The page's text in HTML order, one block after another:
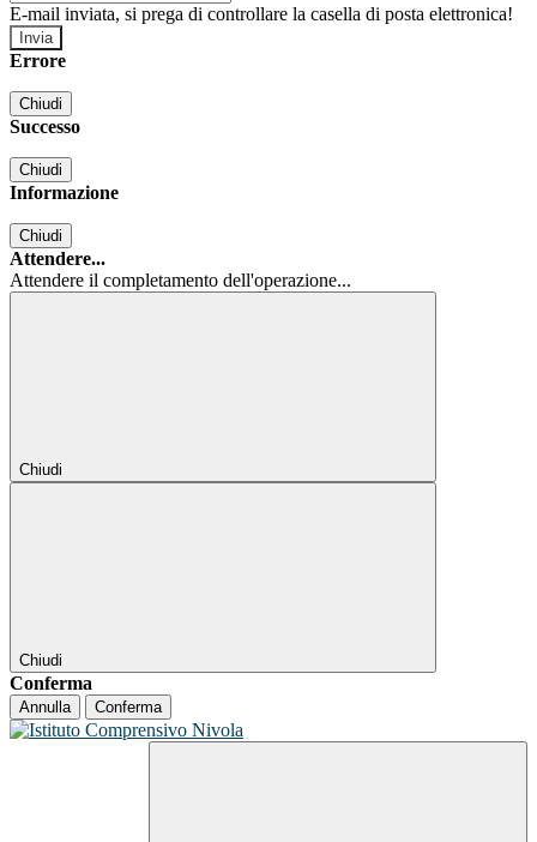
E-mail inviata, si prega di controllare la casella di posta elettronica!
Errore
Chiudi
Successo
Chiudi
Informazione
Chiudi
Attendere...
Attendere il completamento dell'operazione...
Chiudi
Chiudi
Conferma
Annulla Conferma